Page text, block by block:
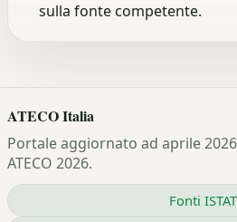
sulla fonte competente.
ATECO Italia
Portale aggiornato ad aprile
ATECO 2026.
Fonti ISTAT